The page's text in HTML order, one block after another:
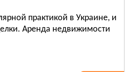
практикой в Украине, и
Аренда недвижимости